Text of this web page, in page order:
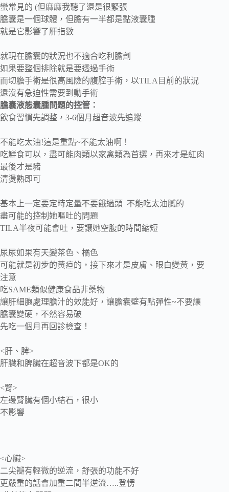
蠻常見的 (但麻麻我聽了還是很緊張
膽囊是一個球體，但膽有一半都是黏液囊腫
就是它影響了肝指數
就現在膽囊的狀況也不適合吃利膽劑
如果要整個排除就是要透過手術
而切膽手術是很高風險的腹腔手術，以TILA目前的狀況
還沒有急迫性需要到動手術
膽囊液態囊腫問題的控管：
飲食習慣先調整，3-6個月超音波先追蹤
不能吃太油!這是重點~不能太油啊！
吃鮮食可以，盡可能肉類以家禽類為首選，再來才是紅肉
最後才是豬
清燙熟即可
基本上一定要定時定量不要餓過頭 不能吃太油膩的
盡可能的控制她嘔吐的問題
TILA半夜可能會吐，要讓她空腹的時間縮短
尿尿如果有天變茶色、橘色
可能就是初步的黃疸的，接下來才是皮膚、眼白變黃，要
注意
吃SAME類似健康食品非藥物
讓肝細胞處理膽汁的效能好，讓膽囊壁有點彈性~不要讓
膽囊變硬，不然容易破
先吃一個月再回診檢查！
<肝、脾>
肝臟和脾臟在超音波下都是OK的
<腎>
左邊腎臟有個小結石，很小
不影響
<心臟>
二尖瓣有輕微的逆流，舒張的功能不好
更嚴重的話會加重二間半逆流…..登愣